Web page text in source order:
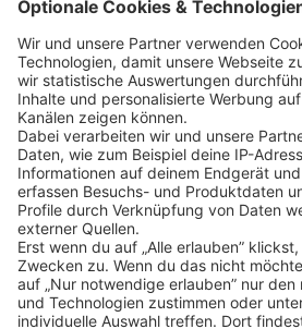
Schnellzugriff
ZAHLUNGSMETHODEN
SOCIAL
NEWSLETTER
BESUCHEN SIE UNS